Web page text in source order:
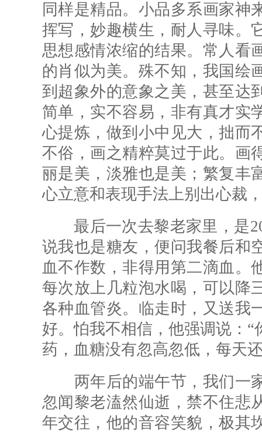
同样是精品。小品多系画家神
挥写，妙趣横生，耐人寻味。
思想感情浓缩的结果。常人看
的肖似为美。殊不知，我国绘
到超象外的意象之美，甚至达
简单，实不容易，非有真才实
心提炼，做到小中见大，拙而
不俗，画之精粹莫过于此。画
丽是美，淡雅也是美；繁复丰
心立意和表现手法上别出心裁
最后一次去黎老家里，是
说我也是糖友，便问我餐后和
血不作数，非得用第二滴血。
每次放上几粒泡水喝，可以降
各种血管炎。临走时，又送我
好。怕我不相信，他强调说：
药，血糖没有忽高忽低，每天
两年后的端午节，我们一
忽闻黎老溘然仙逝，禁不住悲
年交往，他的音容笑貌，极其